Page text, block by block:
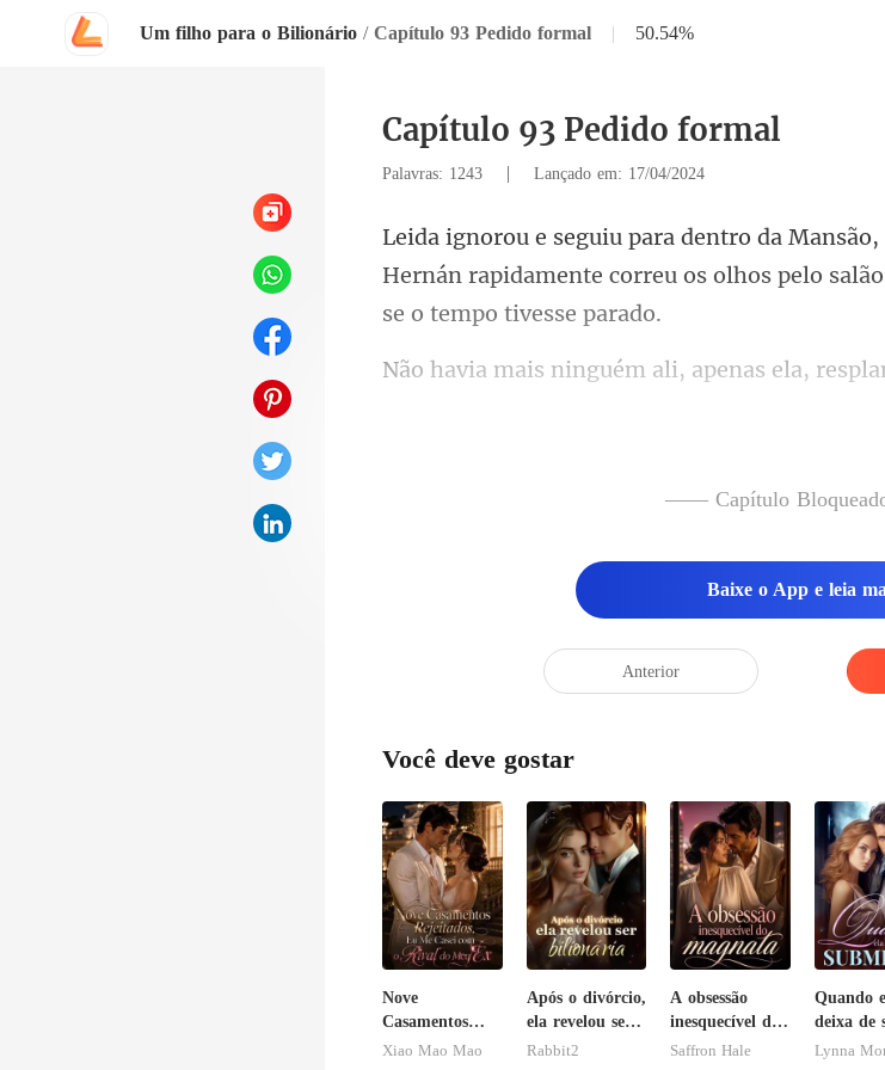
Um filho para o Bilionário / Capítulo 93 Pedido formal | 50.54%
Capítulo 93 Pedido formal
Palavras: 1243 | Lançado em: 17/04/2024
Hernán rapidamente correu os olhos pelo salão
guém ali, apenas e
—— Capítulo
Baixe o App e leia
Anterior
Você deve gostar
Nove
Casamentos
Rejeitados, Eu
Xiao Mao Mao
Após o divórcio,
ela revelou ser
bilionária
Rabbit2
A obsessão
inesquecível do
magnata
Saffron Hale
Quando
deixa de
submissa
Lynna